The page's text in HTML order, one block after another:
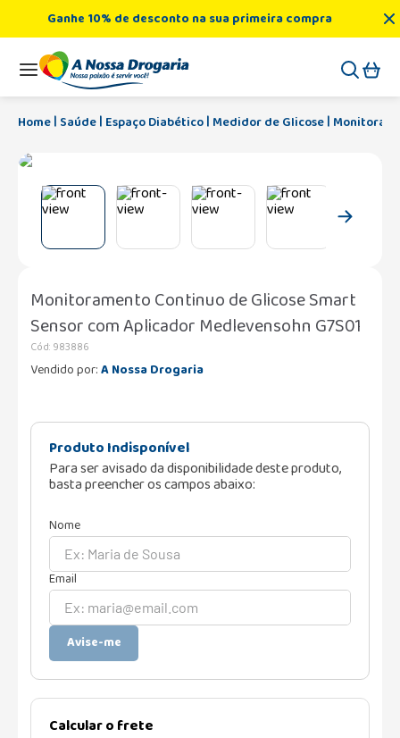
Ganhe 10% de desconto na sua primeira compra
Saúde Espaço Diabético Medidor de Glicose
Monitoramento Continuo de Glicose Smart
Sensor com Aplicador Medlevensohn G7S01
Cód: 983886
Vendido por:A Nossa Drogaria
Produto Indisponível
Para ser avisado da disponibilidade deste produto,
basta preencher os campos abaixo:
Avise-me
Calcular o frete